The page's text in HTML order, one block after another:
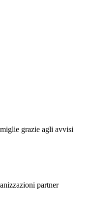
grazie agli avvisi
partner